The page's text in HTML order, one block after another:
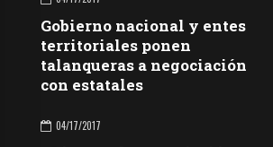
Gobierno nacional y entes
territoriales ponen
talanqueras a negociación
con estatales
04/17/2017